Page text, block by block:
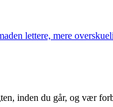
lettere, mere
inden du går, og vær